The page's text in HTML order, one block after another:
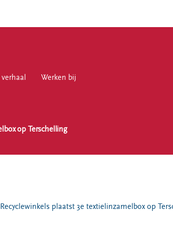
Werken bij
Werken bij
op Terschelling
plaatst 3e textielinzamelbox op